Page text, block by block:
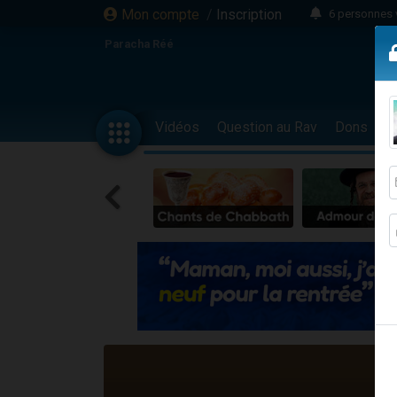
Mon compte / Inscription
6 personnes
4
17
4
Il reste
23
Eva vient
4 personnes
3
Odaya vient
13
2
Paracha Réé
Vidéos Question au Rav Dons